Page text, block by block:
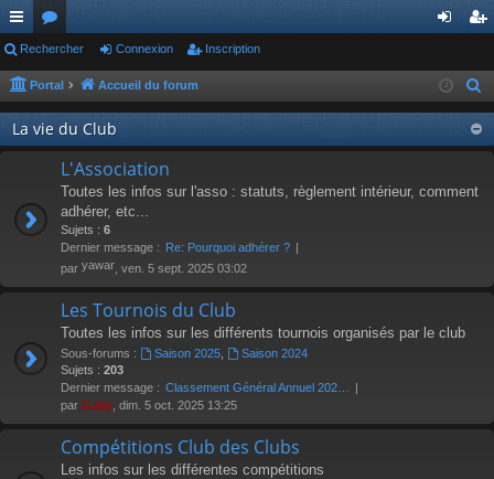
ac
co
ur
ci
or
u
m
s
ne
xi
on
cri
pti
on
Rechercher Connexion Inscription
Portal Accueil du forum
La vie du Club
L'Association
Toutes les infos sur l'asso : statuts, règlement intérieur, comment
adhérer, etc...
Sujets : 6
Dernier message : Re: Pourquoi adhérer ?
par yawar , ven. 5 sept. 2025 03:02
Les Tournois du Club
Toutes les infos sur les différents tournois organisés par le club
Sous-forums : Saison 2025,
Saison 2024
Sujets : 203
Dernier message : Classement Général Annuel 202…
par Gaby , dim. 5 oct. 2025 13:25
Compétitions Club des Clubs
Les infos sur les différentes compétitions